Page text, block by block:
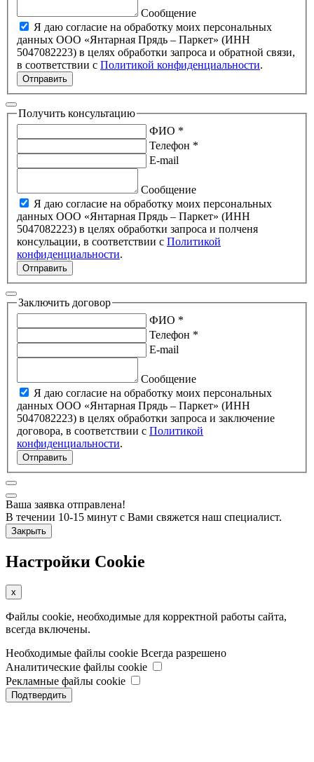
Сообщение
Я даю согласие на обработку моих персональных
данных ООО «Янтарная Прядь – Паркет» (ИНН
5047082223) в целях обработки запроса и обратной связи,
в соответствии с Политикой конфиденциальности.
Отправить
Получить консультацию
ФИО *
Телефон *
E-mail
Сообщение
Я даю согласие на обработку моих персональных
данных ООО «Янтарная Прядь – Паркет» (ИНН
5047082223) в целях обработки запроса и полченя
консульации, в соответствии с Политикой
конфиденциальности.
Отправить
Заключить договор
ФИО *
Телефон *
E-mail
Сообщение
Я даю согласие на обработку моих персональных
данных ООО «Янтарная Прядь – Паркет» (ИНН
5047082223) в целях обработки запроса и заключение
договора, в соответствии с Политикой
конфиденциальности.
Отправить
Ваша заявка отправлена!
В течении 10-15 минут с Вами свяжется наш специалист.
Закрыть
Настройки Cookie
x
Файлы cookie, необходимые для корректной работы сайта,
всегда включены.
Необходимые файлы cookie Всегда разрешено
Аналитические файлы cookie
Рекламные файлы cookie
Подтвердить